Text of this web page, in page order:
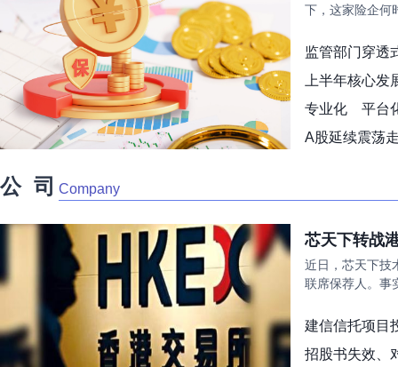
下，这家险企何
监管部门穿
上半年核心
专业化 平台
A股延续震荡
公 司 Company
芯天下转战
近日，芯天下技
联席保荐人。事
建信信托项目
招股书失效、